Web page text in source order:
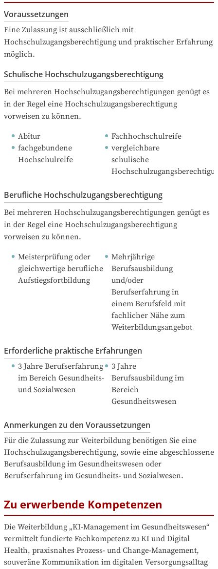
Voraussetzungen
Eine Zulassung ist ausschließlich mit
Hochschulzugangsberechtigung und praktischer Erfahrung
möglich.
Schulische Hochschulzugangsberechtigung
Bei mehreren Hochschulzugangsberechtigungen genügt es
in der Regel eine Hochschulzugangsberechtigung
vorweisen zu können.
Abitur
Fachhochschulreife
fachgebundene
Hochschulreife
vergleichbare
schulische
Berufliche Hochschulzugangsberechtigung
Bei mehreren Hochschulzugangsberechtigungen genügt es
in der Regel eine Hochschulzugangsberechtigung
vorweisen zu können.
Meisterprüfung oder
gleichwertige berufliche
Aufstiegsfortbildung
Mehrjährige
Berufsausbildung
und/oder
Berufserfahrung in
einem Berufsfeld mit
fachlicher Nähe zum
Weiterbildungsangebot
Erforderliche praktische Erfahrungen
3 Jahre Berufserfahrung
im Bereich Gesundheits-
und Sozialwesen
3 Jahre
Berufsausbildung im
Bereich
Gesundheitswesen
Anmerkungen zu den Voraussetzungen
Für die Zulassung zur Weiterbildung benötigen Sie eine
Hochschulzugangsberechtigung, sowie eine abgeschlossene
Berufsausbildung im Gesundheitswesen oder
Berufserfahrung im Gesundheits- und Sozialwesen.
Zu erwerbende Kompetenzen
Die Weiterbildung „KI-Management im Gesundheitswesen“
vermittelt fundierte Fachkompetenz zu KI und Digital
Health, praxisnahes Prozess- und Change-Management,
souveräne Kommunikation im digitalen Versorgungsalltag